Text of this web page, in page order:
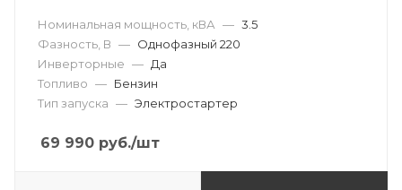
Номинальная мощность, кВА — 3.5
Фазность, В — Однофазный 220
Инверторные — Да
Топливо — Бензин
Тип запуска — Электростартер
69 990 руб./шт